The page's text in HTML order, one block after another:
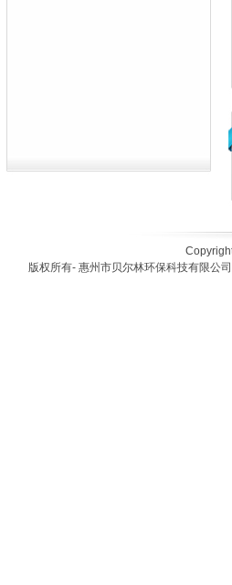
版权所有- 惠州市贝尔林环保科技有限公